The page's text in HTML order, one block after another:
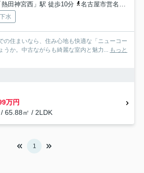
田神宮西」駅 徒歩10分
名古屋市営名城線「熱田神宮伝馬町」駅 徒歩14分
水
の住まいなら、住み心地も快適な「ニューコー
うか。中古ながらも綺麗な室内と魅力... もっと
万円
65.88㎡ / 2LDK
1